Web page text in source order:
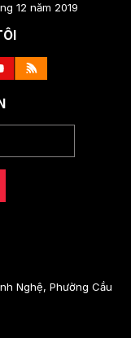
12 năm 2019
Nghệ, Phường Cầu